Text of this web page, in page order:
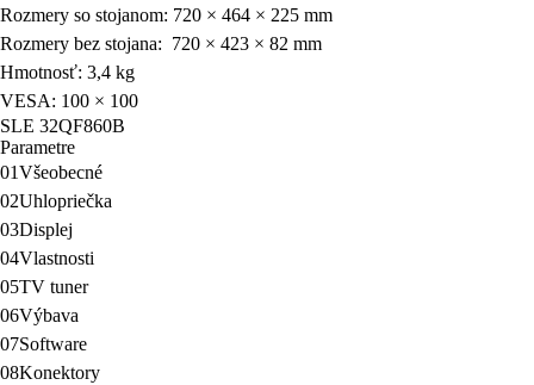
Rozmery bez stojana: 720 × 423 × 82 mm
Hmotnosť: 3,4 kg
VESA: 100 × 100
SLE 32QF860B
Parametre
01Všeobecné
02Uhlopriečka
03Displej
04Vlastnosti
05TV tuner
06Výbava
07Software
08Konektory
09Funkcie